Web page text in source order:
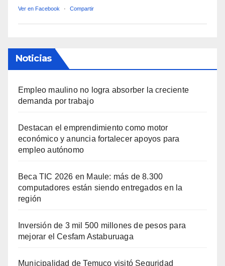
Ver en Facebook · Compartir
Noticias
Empleo maulino no logra absorber la creciente
demanda por trabajo
Destacan el emprendimiento como motor
económico y anuncia fortalecer apoyos para
empleo autónomo
Beca TIC 2026 en Maule: más de 8.300
computadores están siendo entregados en la
región
Inversión de 3 mil 500 millones de pesos para
mejorar el Cesfam Astaburuaga
Municipalidad de Temuco visitó Seguridad